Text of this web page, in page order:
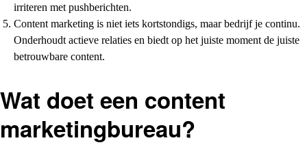
irriteren met pushberichten.
Content marketing is niet iets kortstondigs, maar bedrijf je continu.
Onderhoudt actieve relaties en biedt op het juiste moment de juiste
betrouwbare content.
Wat doet een content
marketingbureau?